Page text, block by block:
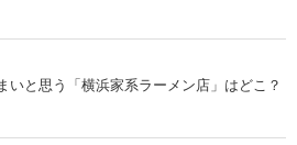
いと思う「横浜家系ラーメン店」はどこ？